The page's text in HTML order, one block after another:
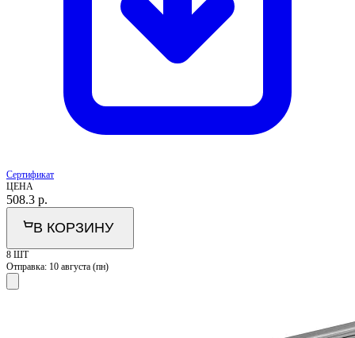
Сертификат
ЦЕНА
508.3 р.
В КОРЗИНУ
8 ШТ
Отправка: 10 августа (пн)